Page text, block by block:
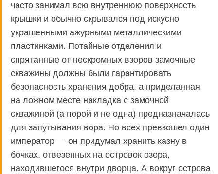
часто занимал всю внутреннюю поверхность
крышки и обычно скрывался под искусно
украшенными ажурными металлическими
пластинками. Потайные отделения и
спрятанные от нескромных взоров замочные
скважины должны были гарантировать
безопасность хранения добра, а приделанная
на ложном месте накладка с замочной
скважиной (а порой и не одна) предназначалась
для запутывания вора. Но всех превзошел один
император — он придумал хранить казну в
бочках, отвезенных на островок озера,
находившегося внутри дворца. А вокруг острова